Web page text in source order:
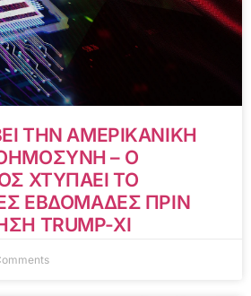
ΤΗΝ ΑΜΕΡΙΚΑΝΙΚΗ
– Ο
ΧΤΥΠΑΕΙ ΤΟ
ΕΒΔΟΜΑΔΕΣ ΠΡΙΝ
TRUMP-XI